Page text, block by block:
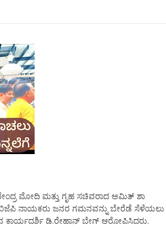
ಮೋದಿ ಮತ್ತು ಗೃಹ ಸಚಿವರಾದ ಅಮಿತ್ ಶಾ
ನಾಯಕರು ಜನರ ಗಮನವನ್ನು ಬೇರೆಡೆ ಸೆಳೆಯಲು
ಕಾರ್ಯದರ್ಶಿ ಡಿ.ರೇಹಾನ್ ಬೇಗ್ ಆರೋಪಿಸಿದರು.